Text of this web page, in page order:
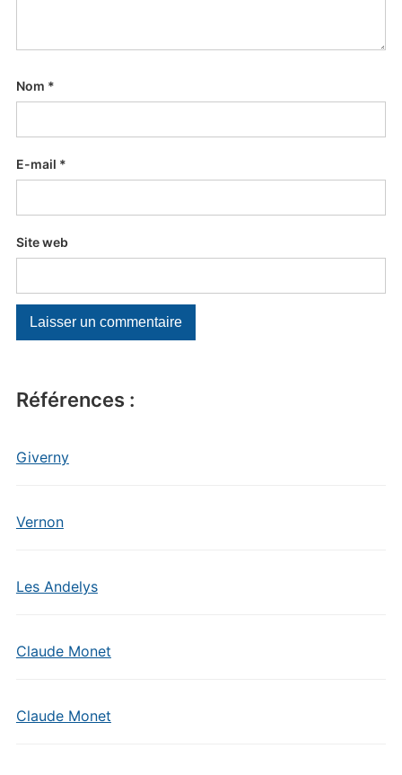
Références :
Giverny
Vernon
Les Andelys
Claude Monet
Claude Monet
Nom *
E-mail *
Site web